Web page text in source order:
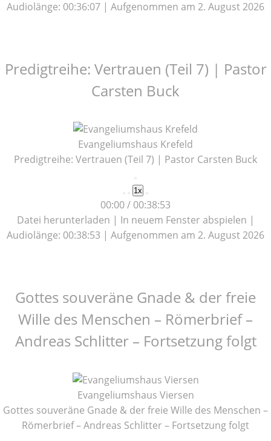
Audiolänge: 00:36:07 | Aufgenommen am 2. August 2026
Predigtreihe: Vertrauen (Teil 7) | Pastor
Carsten Buck
Evangeliumshaus Krefeld
Predigtreihe: Vertrauen (Teil 7) | Pastor Carsten Buck
Episode
1x
00:00/ 00:38:53
Datei herunterladen | In neuem Fenster abspielen |
Audiolänge: 00:38:53 | Aufgenommen am 2. August 2026
Gottes souveräne Gnade & der freie
Wille des Menschen – Römerbrief –
Andreas Schlitter – Fortsetzung folgt
Evangeliumshaus Viersen
Gottes souveräne Gnade & der freie Wille des Menschen –
Römerbrief – Andreas Schlitter – Fortsetzung folgt